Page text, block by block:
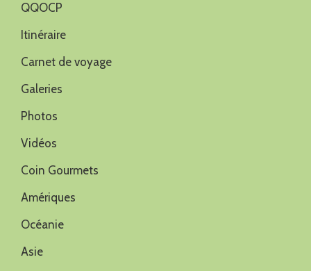
QQOCP
Itinéraire
Carnet de voyage
Galeries
Photos
Vidéos
Coin Gourmets
Amériques
Océanie
Asie